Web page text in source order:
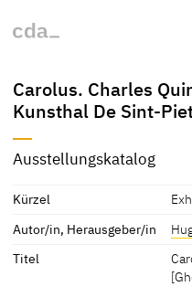
Carolus. Charles
Kunsthal De Sint-
Ausstellungskatalog
Kürzel
Autor/in, Herausgeber/in
Titel